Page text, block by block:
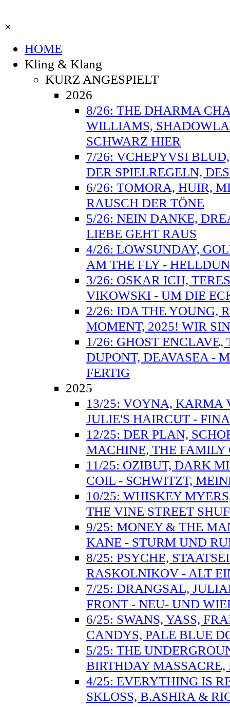
×
HOME
Kling & Klang
KURZ ANGESPIELT
2026
8/26: THE DHARMA
WILLIAMS,
SCHWARZ HIER
7/26: VCHEPYVSI
DER SPIELREGELN,
6/26: TOMORA, HUIR,
RAUSCH DER TÖNE
5/26: NEIN DANKE,
LIEBE GEHT RAUS
4/26: LOWSUNDAY,
AM THE FLY -
3/26: OSKAR ICH,
VIKOWSKI - UM DIE
2/26: IDA THE YOUNG,
MOMENT, 2025! WIR
1/26: GHOST
DUPONT, DEAVASEA -
FERTIG
2025
13/25: VOYNA, KARMA
JULIE'S HAIRCUT -
12/25: DER PLAN,
MACHINE, THE FAMILY
11/25: OZIBUT, DARK
COIL - SCHWITZT,
10/25: WHISKEY
THE VINE STREET
9/25: MONEY & THE
KANE - STURM UND
8/25: PSYCHE,
RASKOLNIKOV - ALT
7/25: DRANGSAL,
FRONT - NEU- UND
6/25: SWANS, YASS,
CANDYS, PALE BLUE
5/25: THE
BIRTHDAY
4/25: EVERYTHING IS
SKLOSS, B.ASHRA &